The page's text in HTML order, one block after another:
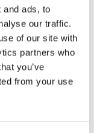
and ads, to
our traffic.
of our site with
partners who
you’ve
from your use